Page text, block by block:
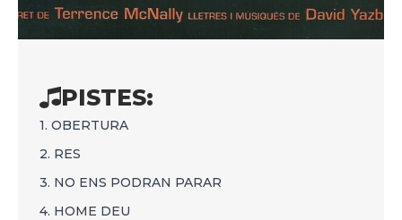
PISTES:
1. OBERTURA
2. RES
3. NO ENS PODRAN PARAR
4. HOME DEU